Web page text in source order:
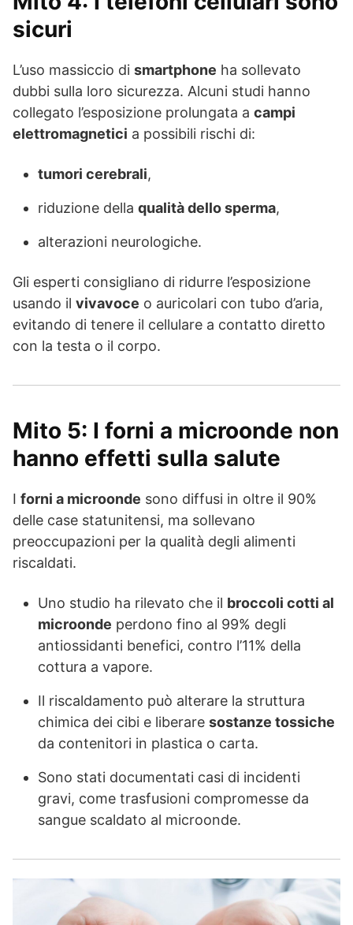
sicuri
L’uso massiccio di smartphone ha sollevato
dubbi sulla loro sicurezza. Alcuni studi hanno
collegato l’esposizione prolungata a campi
elettromagnetici a possibili rischi di:
tumori cerebrali,
riduzione della qualità dello sperma,
alterazioni neurologiche.
Gli esperti consigliano di ridurre l’esposizione
usando il vivavoce o auricolari con tubo d’aria,
evitando di tenere il cellulare a contatto diretto
con la testa o il corpo.
Mito 5: I forni a microonde non
hanno effetti sulla salute
I forni a microonde sono diffusi in oltre il 90%
delle case statunitensi, ma sollevano
preoccupazioni per la qualità degli alimenti
riscaldati.
Uno studio ha rilevato che il broccoli cotti al
microonde perdono fino al 99% degli
antiossidanti benefici, contro l’11% della
cottura a vapore.
Il riscaldamento può alterare la struttura
chimica dei cibi e liberare sostanze tossiche
da contenitori in plastica o carta.
Sono stati documentati casi di incidenti
gravi, come trasfusioni compromesse da
sangue scaldato al microonde.